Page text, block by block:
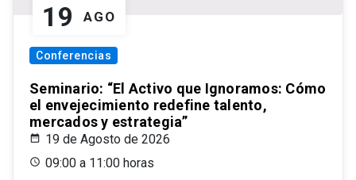
19 AGO
Conferencias
Seminario: “El Activo que Ignoramos: Cómo
el envejecimiento redefine talento,
mercados y estrategia”
19 de Agosto de 2026
09:00 a 11:00 horas